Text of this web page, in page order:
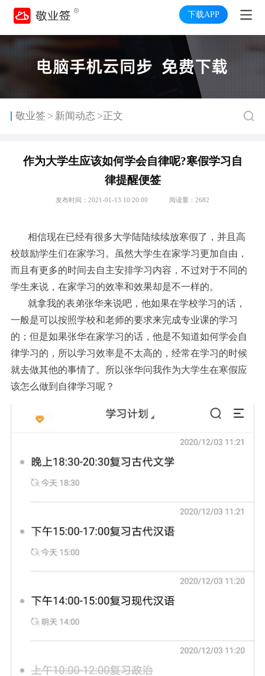
下载APP
敬业签 > 新闻动态 >正文
作为大学生应该如何学会自律呢?寒假学习自
律提醒便签
发布时间：2021-01-13 10:20:00 阅读量：2682
相信现在已经有很多大学陆陆续续放寒假了，并且高
校鼓励学生们在家学习。虽然大学生在家学习更加自由，
而且有更多的时间去自主安排学习内容，不过对于不同的
学生来说，在家学习的效率和效果却是不一样的。
就拿我的表弟张华来说吧，他如果在学校学习的话，
一般是可以按照学校和老师的要求来完成专业课的学习
的；但是如果张华在家学习的话，他是不知道如何学会自
律学习的，所以学习效率是不太高的，经常在学习的时候
就去做其他的事情了。所以张华问我作为大学生在寒假应
该怎么做到自律学习呢？